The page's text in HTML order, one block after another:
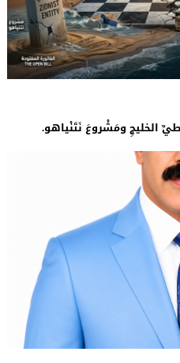
الخليجِ ومَشْروعَ نَتَنْياهو.